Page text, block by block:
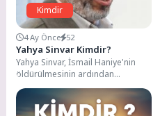
Kimdir
4 Ay Önce 52
Yahya Sinvar Kimdir?
Yahya Sinvar, İsmail Haniye'nin
öldürülmesinin ardından
Hamas'ın fiili lideri olarak
gündeme geldi. 1962 yılında
Gazze...